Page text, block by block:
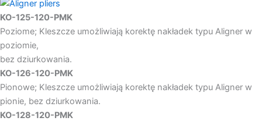
KO-125-120-PMK
Poziome; Kleszcze umożliwiają korektę nakładek typu Aligner w
poziomie,
bez dziurkowania.
KO-126-120-PMK
Pionowe; Kleszcze umożliwiają korektę nakładek typu Aligner w
pionie, bez dziurkowania.
KO-128-120-PMK